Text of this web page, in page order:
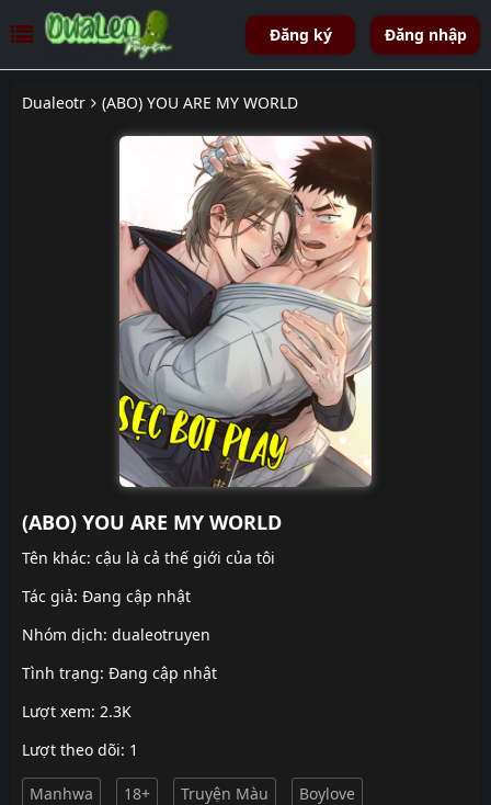
Đăng ký Đăng nhập
Dualeotr (ABO) YOU ARE MY WORLD
(ABO) YOU ARE MY WORLD
Tên khác: cậu là cả thế giới của tôi
Tác giả: Đang cập nhật
Nhóm dịch: dualeotruyen
Tình trạng: Đang cập nhật
Lượt xem: 2.3K
Lượt theo dõi: 1
Manhwa 18+ Truyện Màu
Boylove